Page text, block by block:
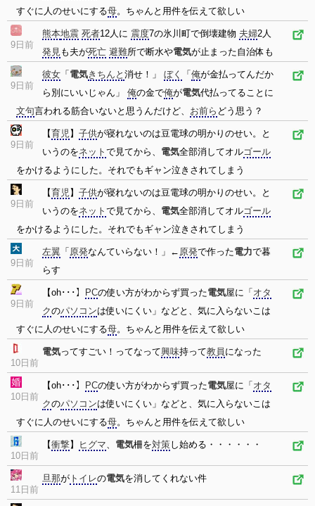
すぐに人のせいにする母。ちゃんと用件を伝えて欲しい
9日前
熊本地震 死者12人に 震度7の氷川町で倒壊建物 夫婦2人
発見も夫が死亡 避難所で断水や電気が止まった自治体も
9日前
彼女 「 電気きちんと 消せ！」 ぼく 「 俺が金払ってんだか
ら別にいいじゃん」 俺の金で俺が電気代払ってることに
文句言われる筋合いないと思うんだけど、 お前ら どう思う？
9日前
【育児】 子供が寝れないのは豆電球の明かりのせい。と
いうのをネット で見てから、 電気全部消してオルゴール
をかけるようにした。それでもギャン泣きされてしまう
9日前
【育児】 子供が寝れないのは豆電球の明かりのせい。と
いうのをネット で見てから、 電気全部消してオルゴール
をかけるようにした。それでもギャン泣きされてしまう
9日前
左翼 「 原発なんていらない！」← 原発で作った電力で暮
らす
9日前
【oh･･･】 PCの使い方がわからず買った電気屋に「 オタ
クのパソコンは使いにくい」などと、気に入らないこは
すぐに人のせいにする母。ちゃんと用件を伝えて欲しい
10日前
電気ってすごい！ってなって興味持って教員 になった
10日前
【oh･･･】 PCの使い方がわからず買った電気屋に「 オタ
クのパソコンは使いにくい」などと、気に入らないこは
すぐに人のせいにする母。ちゃんと用件を伝えて欲しい
10日前
【衝撃】 ヒグマ、 電気柵を対策し始める・・・・・・
11日前
旦那が トイレの電気を消してくれない件